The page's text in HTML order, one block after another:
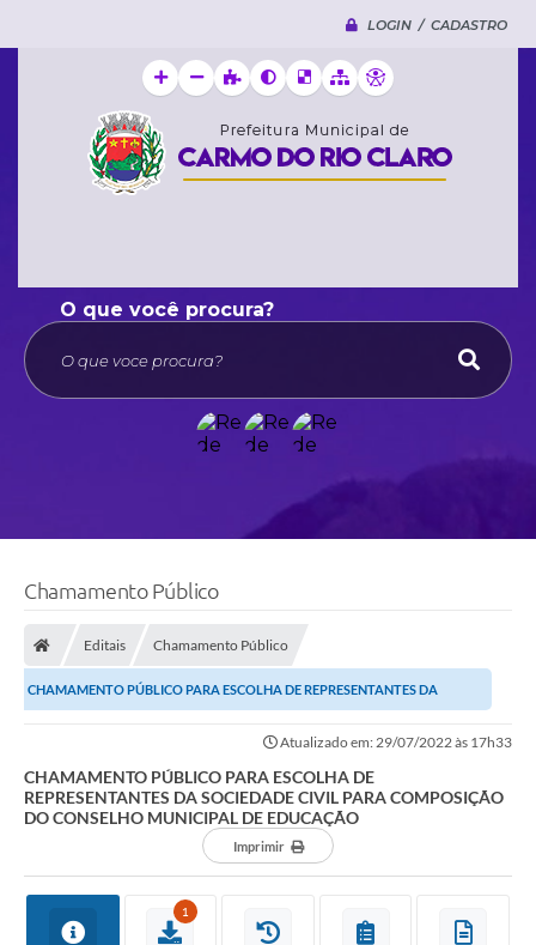
LOGIN / CADASTRO
O que voce procura?
Chamamento Público
Editais Chamamento Público
CHAMAMENTO PÚBLICO PARA ESCOLHA DE REPRESENTANTES DA
SOCIEDADE CIVIL PARA COMPOSIÇÃO DO CONSELHO MUNICIPAL DE...
Atualizado em: 29/07/2022 às 17h33
CHAMAMENTO PÚBLICO PARA ESCOLHA DE
REPRESENTANTES DA SOCIEDADE CIVIL PARA COMPOSIÇÃO
DO CONSELHO MUNICIPAL DE EDUCAÇÃO
Imprimir
1